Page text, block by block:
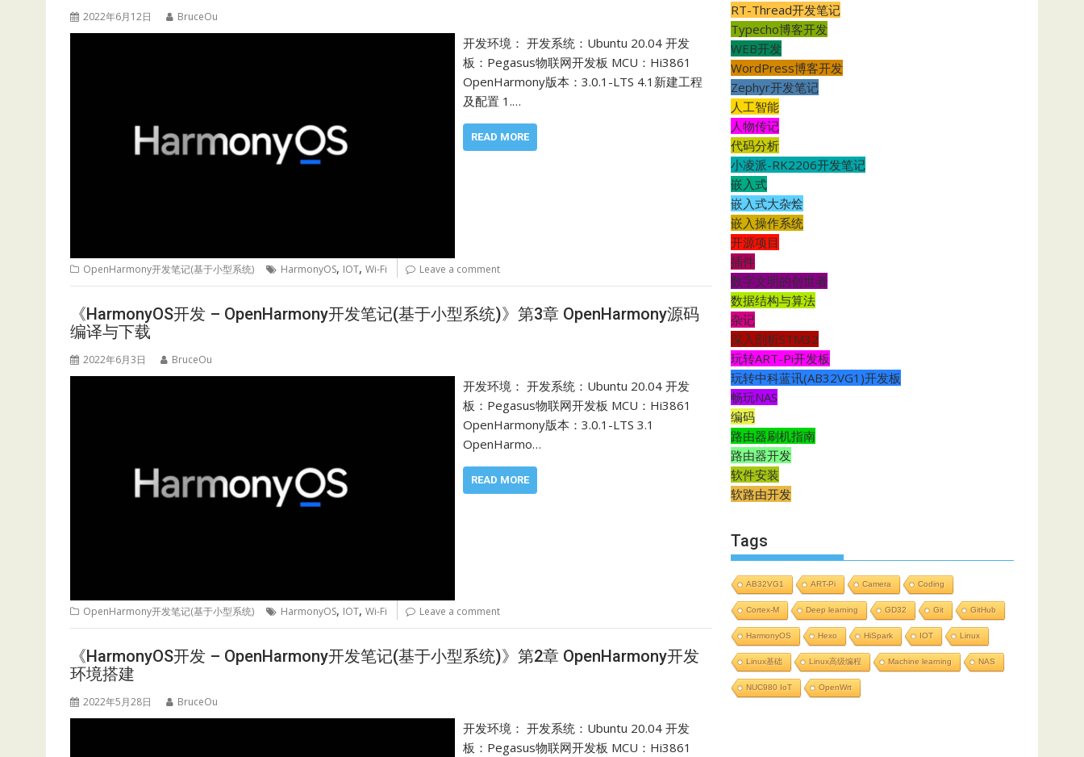
2022年6月12日 BruceOu
开发环境： 开发系统：Ubuntu 20.04 开发
板：Pegasus物联网开发板 MCU：Hi3861
OpenHarmony版本：3.0.1-LTS 4.1新建工程
及配置 1.…
READ MORE
OpenHarmony开发笔记(基于小型系统) HarmonyOS, IOT, Wi-Fi Leave a comment
《HarmonyOS开发 – OpenHarmony开发笔记(基于小型系统)》第3章 OpenHarmony源码
编译与下载
2022年6月3日 BruceOu
开发环境： 开发系统：Ubuntu 20.04 开发
板：Pegasus物联网开发板 MCU：Hi3861
OpenHarmony版本：3.0.1-LTS 3.1
OpenHarmo…
READ MORE
OpenHarmony开发笔记(基于小型系统) HarmonyOS, IOT, Wi-Fi Leave a comment
《HarmonyOS开发 – OpenHarmony开发笔记(基于小型系统)》第2章 OpenHarmony开发
环境搭建
2022年5月28日 BruceOu
开发环境： 开发系统：Ubuntu 20.04 开发
板：Pegasus物联网开发板 MCU：Hi3861
RT-Thread开发笔记
Typecho博客开发
WEB开发
WordPress博客开发
Zephyr开发笔记
人工智能
人物传记
代码分析
小凌派-RK2206开发笔记
嵌入式
嵌入式大杂烩
嵌入操作系统
开源项目
插件
数字文明的创世者
数据结构与算法
杂记
深入剖析STM32
玩转ART-Pi开发板
玩转中科蓝讯(AB32VG1)开发板
畅玩NAS
编码
路由器刷机指南
路由器开发
软件安装
软路由开发
Tags
AB32VG1 ART-Pi Camera Coding
Cortex-M Deep learning GD32 Git GitHub
HarmonyOS Hexo HiSpark IOT Linux
Linux基础 Linux高级编程 Machine learning NAS
NUC980 IoT OpenWrt